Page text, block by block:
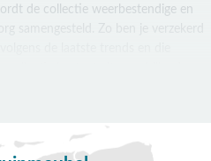
de collectie weerbestendige en
past er altijd een weerbestendige
Of je nu de voorkeur geeft
uitstraling, wicker voor een